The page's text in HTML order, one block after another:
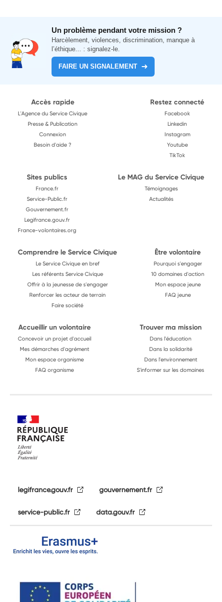
Un problème pendant votre mission ?
Harcèlement, violences, discrimination, manque à
l’éthique... : signalez-le.
FAIRE UN SIGNALEMENT
Accès rapide
L'Agence du Service Civique
Presse & Publication
Connexion
Besoin d'aide ?
Restez connecté
Facebook
Linkedin
Instagram
Youtube
TikTok
Sites publics
France.fr
Service-Public.fr
Gouvernement.fr
Legifrance.gouv.fr
France-volontaires.org
Le MAG du Service Civique
Témoignages
Actualités
Comprendre le Service Civique
Le Service Civique en bref
Les référents Service Civique
Offrir à la jeunesse de s'engager
Renforcer les acteur de terrain
Faire société
Être volontaire
Pourquoi s'engager
10 domaines d'action
Mon espace jeune
FAQ jeune
Accueillir un volontaire
Concevoir un projet d'accueil
Mes démarches d'agrément
Mon espace organisme
FAQ organisme
Trouver ma mission
Dans l'éducation
Dans la solidarité
Dans l'environnement
S'informer sur les domaines
legifrance.gouv.fr gouvernement.fr
service-public.fr data.gouv.fr